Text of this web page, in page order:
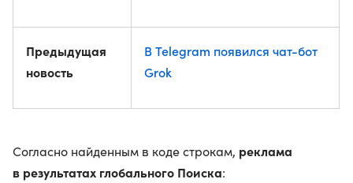
Предыдущая
новость
В Telegram появился чат-бот
Grok
Согласно найденным в коде строкам, реклама
в результатах глобального Поиска: